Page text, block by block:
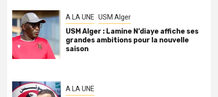
A LA UNE USM Alger
USM Alger : Lamine N’diaye affiche ses
grandes ambitions pour la nouvelle
saison
A LA UNE